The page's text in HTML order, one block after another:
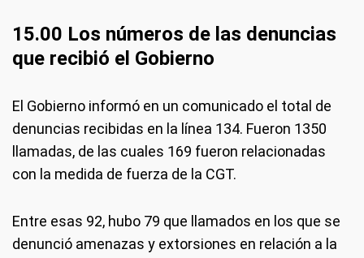
15.00 Los números de las denuncias
que recibió el Gobierno
El Gobierno informó en un comunicado el total de
denuncias recibidas en la línea 134. Fueron 1350
llamadas, de las cuales 169 fueron relacionadas
con la medida de fuerza de la CGT.
Entre esas 92, hubo 79 que llamados en los que se
denunció amenazas y extorsiones en relación a la